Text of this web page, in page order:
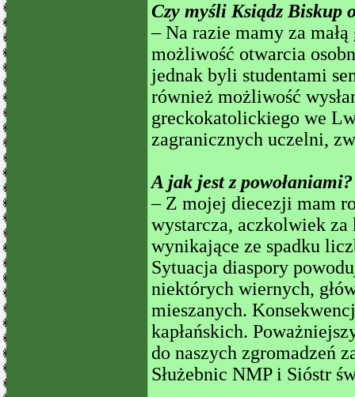
Czy myśli Ksiądz Biskup
– Na razie mamy za
możliwość otwarcia
jednak byli studentami
również możliwość
greckokatolickiego we
zagranicznych uczelni,
A jak jest z powołaniami?
– Z mojej diecezji mam
wystarcza, aczkolwiek
wynikające ze spadku
Sytuacja diaspory
niektórych wiernych,
mieszanych.
kapłańskich.
do naszych zgromadzeń
Służebnic NMP i Sióstr